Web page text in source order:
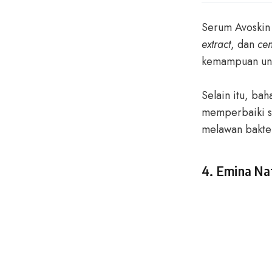
Serum
extract, dan
kemampuan
Selain itu,
memperbaiki
melawan
4. Emina